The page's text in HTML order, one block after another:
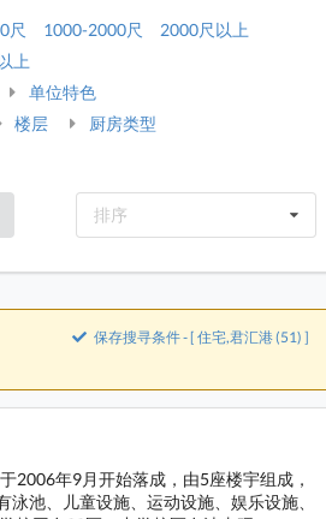
尺 1000-2000尺
2000尺以上
上
单位特色
楼层
厨房类型
排序
保存搜寻条件 - [ 住宅,君汇港 (51) ]
2006年9月开始落成，由5座楼宇组成，
池、儿童设施、运动设施、娱乐设施、